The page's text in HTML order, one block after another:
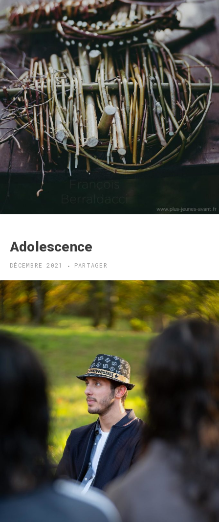
Adolescence
DÉCEMBRE 2021 PARTAGER